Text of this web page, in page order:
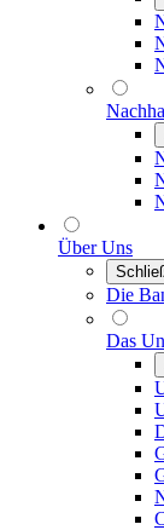
Über Uns
Die
Das